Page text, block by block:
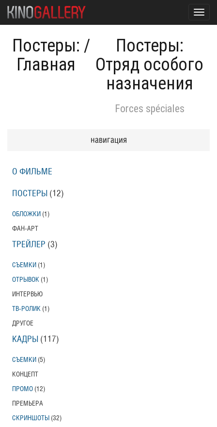
Постеры:
Главная
/
Постеры:
Отряд особого
назначения
Forces spéciales
навигация
О ФИЛЬМЕ
ПОСТЕРЫ (12)
ОБЛОЖКИ (1)
ФАН-АРТ
ТРЕЙЛЕР (3)
СЪЕМКИ (1)
ОТРЫВОК (1)
ИНТЕРВЬЮ
ТВ-РОЛИК (1)
ДРУГОЕ
КАДРЫ (117)
СЪЕМКИ (5)
КОНЦЕПТ
ПРОМО (12)
ПРЕМЬЕРА
СКРИНШОТЫ (32)